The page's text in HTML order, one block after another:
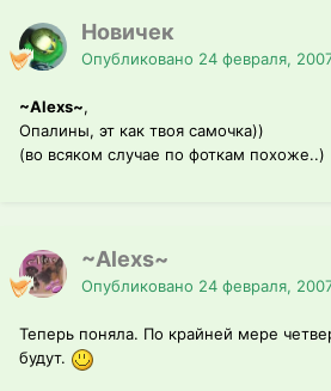
Новичек
Опубликовано 24 февраля,
~Alexs~,
Опалины, эт как твоя самочка))
(во всяком случае по фоткам похоже..)
~Alexs~
Опубликовано 24 февраля,
Теперь поняла. По крайней мере
будут.